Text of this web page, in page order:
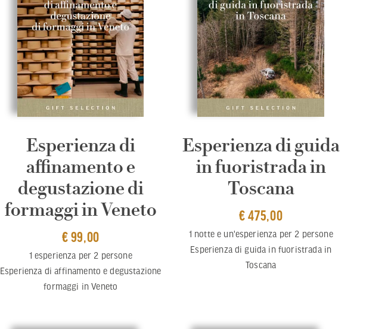
Esperienza di
affinamento e
degustazione di
formaggi in Veneto
€ 99,00
1 esperienza per 2 persone
Esperienza di affinamento e degustazione
formaggi in Veneto
Esperienza di guida
in fuoristrada in
Toscana
€ 475,00
1 notte e un'esperienza per 2 persone
Esperienza di guida in fuoristrada in
Toscana